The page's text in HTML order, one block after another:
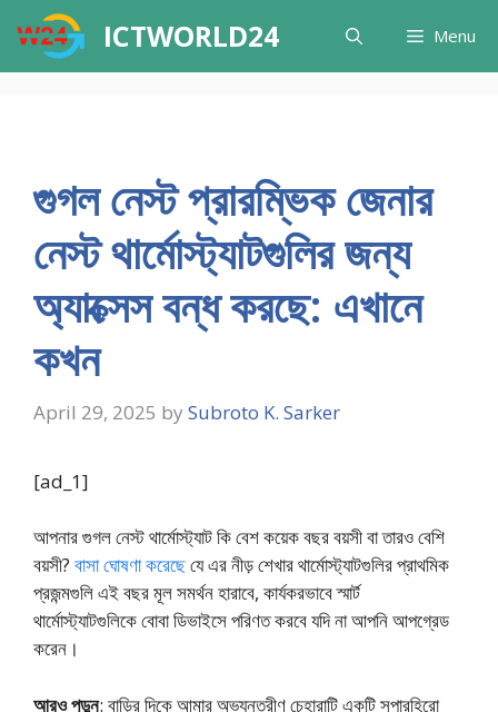
content
ICTWORLD24 Menu
গুগল নেস্ট প্রারম্ভিক জেনার
নেস্ট থার্মোস্ট্যাটগুলির জন্য
অ্যাক্সেস বন্ধ করছে: এখানে
কখন
April 29, 2025 by Subroto K. Sarker
[ad_1]
আপনার গুগল নেস্ট থার্মোস্ট্যাট কি বেশ কয়েক বছর বয়সী বা তারও বেশি
বয়সী? বাসা ঘোষণা করেছেযে এর নীড় শেখার থার্মোস্ট্যাটগুলির প্রাথমিক
প্রজন্মগুলি এই বছর মূল সমর্থন হারাবে, কার্যকরভাবে স্মার্ট
থার্মোস্ট্যাটগুলিকে বোবা ডিভাইসে পরিণত করবে যদি না আপনি আপগ্রেড
করেন।
আরও পড়ুন: বাড়ির দিকে আমার অভ্যন্তরীণ চেহারাটি একটি সুপারহিরো